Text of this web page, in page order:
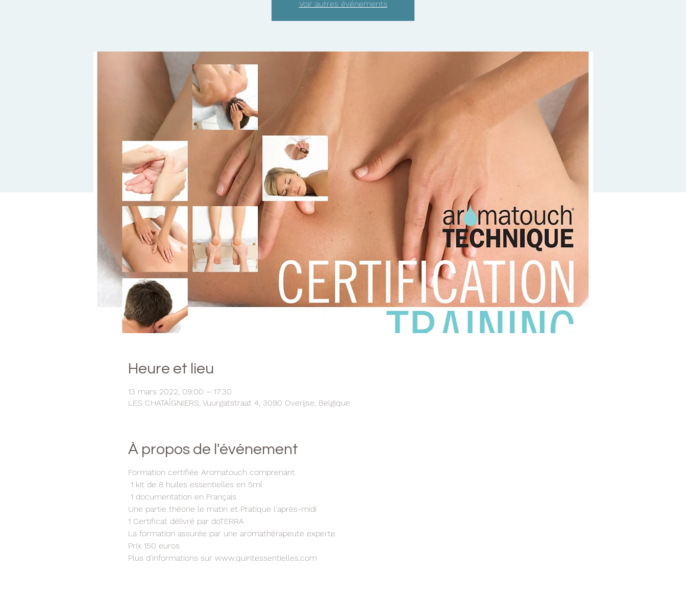
Voir autres événements
Heure et lieu
13 mars 2022, 09:00 – 17:30
LES CHATAÎGNIERS, Vuurgatstraat 4, 3090 Overijse, Belgique
À propos de l'événement
Formation certifiée Aromatouch comprenant
1 kit de 8 huiles essentielles en 5ml
1 documentation en Français
Une partie théorie le matin et Pratique l'après-midi
1 Certificat délivré par doTERRA
La formation assurée par une aromathérapeute experte
Prix 150 euros
Plus d'informations sur www.quintessentielles.com